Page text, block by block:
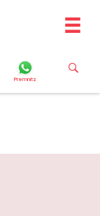
Premnitz